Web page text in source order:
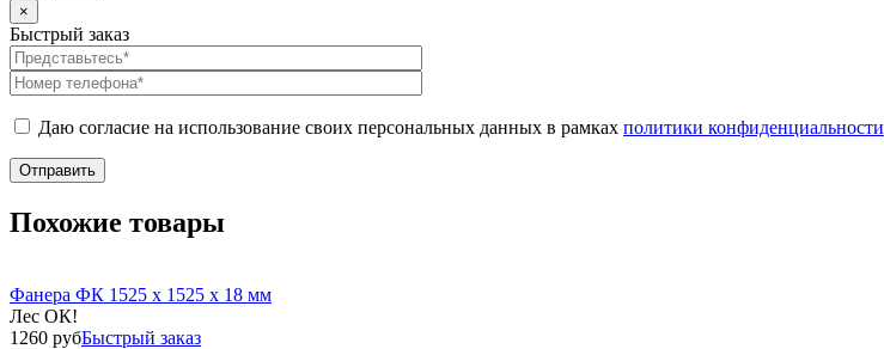
×
Быстрый заказ
Даю согласие на использование своих персональных данных в рамках политики конфиденциальности
Похожие товары
Фанера ФК 1525 x 1525 x 18 мм
Лес ОК!
1260 рубБыстрый заказ